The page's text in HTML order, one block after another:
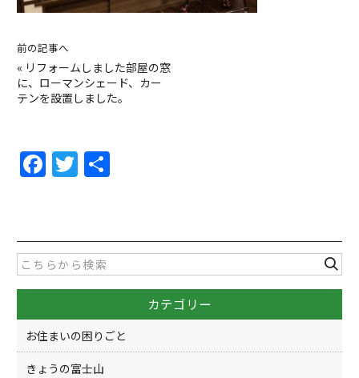
前の記事へ
« リフォームしました部屋の窓
に、ローマンシェード、カー
テンを設置しました。
F
a
e
b
o
o
k
T
w
er
カテゴリー
お住まいの困りごと
きょうの富士山